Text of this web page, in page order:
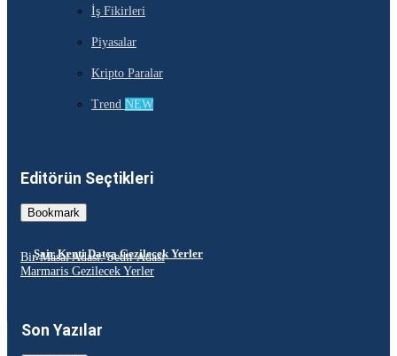
İş Fikirleri
Piyasalar
Kripto Paralar
Trend NEW
Editörün Seçtikleri
Bookmark
Şair Kenti Datça Gezilecek Yerler
Bir Masal Adası: Sedir Adası
Marmaris Gezilecek Yerler
Son Yazılar